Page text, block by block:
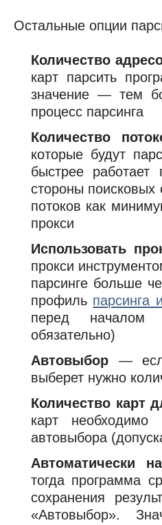
Остальные опции
Количество
карт парсить
значение — тем
процесс парсинга
Количество
которые будут
быстрее
стороны поисковых
потоков как
прокси
Использовать
прокси
парсинге больше
профиль парсинга
перед началом
обязательно)
Автовыбор —
выберет нужно
Количество карт
карт
автовыбора
Автоматически
тогда программа
сохранения
«Автовыбор».